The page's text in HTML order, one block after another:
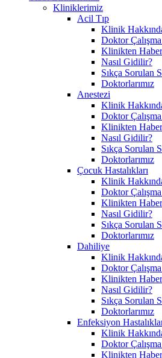
Kliniklerimiz
Acil Tıp
Klinik
Doktor
Klinikten
Nasıl Gidilir?
Sıkça Sorulan
Doktorlarımız
Anestezi
Klinik
Doktor
Klinikten
Nasıl Gidilir?
Sıkça Sorulan
Doktorlarımız
Çocuk Hastalıkları
Klinik
Doktor
Klinikten
Nasıl Gidilir?
Sıkça Sorulan
Doktorlarımız
Dahiliye
Klinik
Doktor
Klinikten
Nasıl Gidilir?
Sıkça Sorulan
Doktorlarımız
Enfeksiyon
Klinik
Doktor
Klinikten